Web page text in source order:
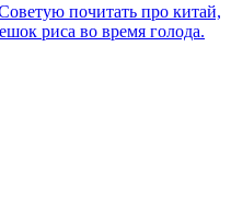
почитать про китай,
риса во время голода.